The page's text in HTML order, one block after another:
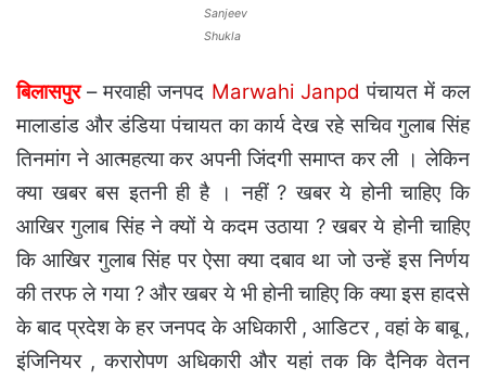
Sanjeev
Shukla
बिलासपुर– मरवाही जनपद Marwahi Janpd पंचायत में कल
मालाडांड और डंडिया पंचायत का कार्य देख रहे सचिव गुलाब सिंह
तिनमांग ने आत्महत्या कर अपनी जिंदगी समाप्त कर ली । लेकिन
क्या खबर बस इतनी ही है । नहीं ? खबर ये होनी चाहिए कि
आखिर गुलाब सिंह ने क्यों ये कदम उठाया ? खबर ये होनी चाहिए
कि आखिर गुलाब सिंह पर ऐसा क्या दबाव था जो उन्हें इस निर्णय
की तरफ ले गया ? और खबर ये भी होनी चाहिए कि क्या इस हादसे
के बाद प्रदेश के हर जनपद के अधिकारी , आडिटर , वहां के बाबू ,
इंजिनियर , करारोपण अधिकारी और यहां तक कि दैनिक वेतन